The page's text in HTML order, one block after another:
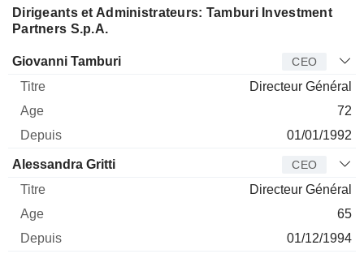
Dirigeants et Administrateurs: Tamburi Investment
Partners S.p.A.
Dirigeant Titre Age
Giovanni Tamburi CEO
Directeur Général
72
01/01/1992
Alessandra Gritti CEO
Directeur Général
65
01/12/1994